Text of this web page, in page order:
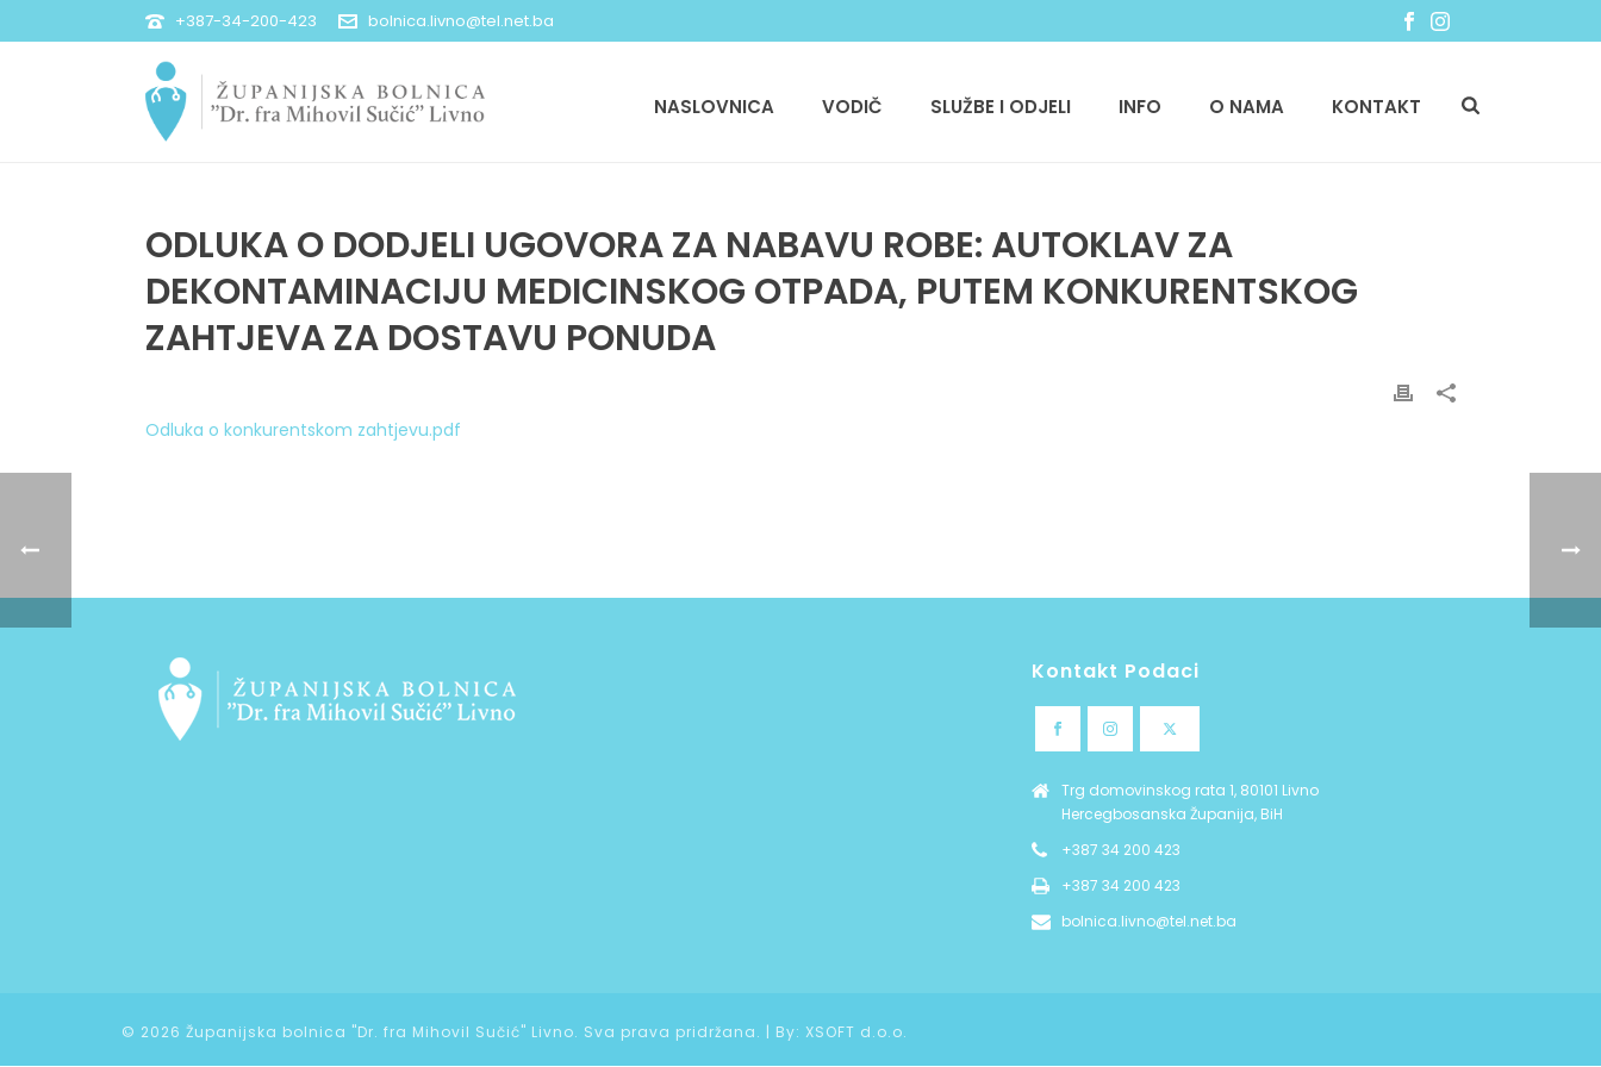
+387-34-200-423 bolnica.livno@tel.net.ba
NASLOVNICA VODIČ SLUŽBE I ODJELI INFO O NAMA KONTAKT
ODLUKA O DODJELI UGOVORA ZA NABAVU ROBE: AUTOKLAV ZA
DEKONTAMINACIJU MEDICINSKOG OTPADA, PUTEM KONKURENTSKOG
ZAHTJEVA ZA DOSTAVU PONUDA
Odluka o konkurentskom zahtjevu.pdf
Kontakt Podaci
Trg domovinskog rata 1, 80101 Livno
Hercegbosanska Županija, BiH
+387 34 200 423
+387 34 200 423
bolnica.livno@tel.net.ba
© 2026 Županijska bolnica "Dr. fra Mihovil Sučić" Livno. Sva prava pridržana. | By: XSOFT d.o.o.